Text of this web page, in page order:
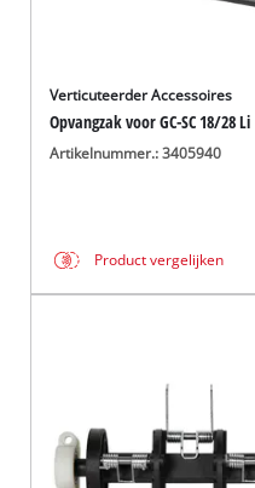
Verticuteerder Accessoires
Opvangzak voor GC-SC 18/28 Li
Artikelnummer.: 3405940
Product vergelijken